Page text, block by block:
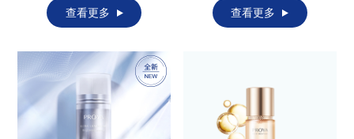
查看更多 查看更多